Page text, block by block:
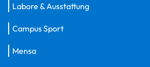
Labore & Ausstattung
Campus Sport
Mensa